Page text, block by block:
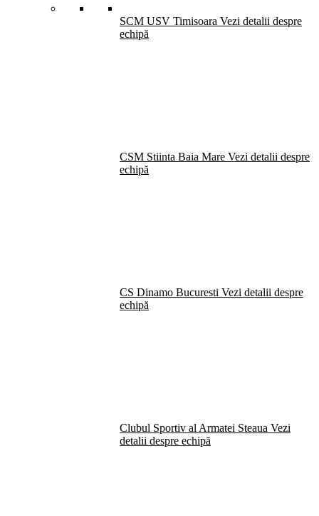
SCM USV Timisoara Vezi detalii despre
echipă
CSM Stiinta Baia Mare Vezi detalii despre
echipă
CS Dinamo Bucuresti Vezi detalii despre
echipă
Clubul Sportiv al Armatei Steaua Vezi
detalii despre echipă